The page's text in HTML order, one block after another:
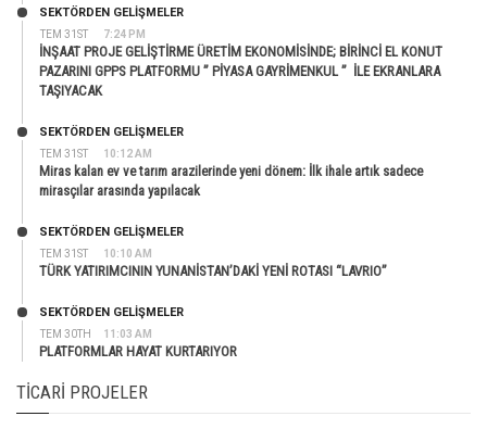
TEM 31ST 7:24 PM
SEKTÖRDEN GELIŞMELER
İNŞAAT PROJE GELİŞTİRME ÜRETİM EKONOMİSİNDE; BİRİNCİ EL KONUT
PAZARINI GPPS PLATFORMU ” PİYASA GAYRİMENKUL ” İLE EKRANLARA
TAŞIYACAK
TEM 31ST 10:12 AM
SEKTÖRDEN GELIŞMELER
Miras kalan ev ve tarım arazilerinde yeni dönem: İlk ihale artık sadece
mirasçılar arasında yapılacak
TEM 31ST 10:10 AM
SEKTÖRDEN GELIŞMELER
TÜRK YATIRIMCININ YUNANİSTAN’DAKİ YENİ ROTASI “LAVRIO”
TEM 30TH 11:03 AM
SEKTÖRDEN GELIŞMELER
PLATFORMLAR HAYAT KURTARIYOR
TICARI PROJELER